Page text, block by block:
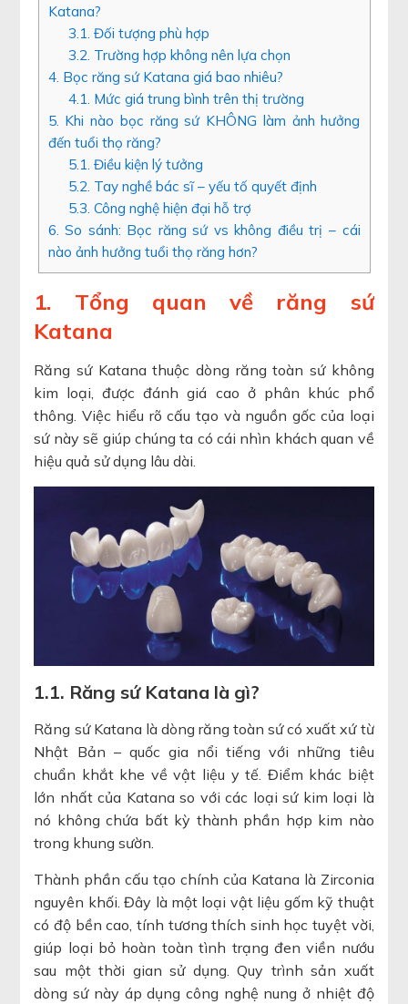
Katana?
3.1. Đối tượng phù hợp
3.2. Trường hợp không nên lựa chọn
4. Bọc răng sứ Katana giá bao nhiêu?
4.1. Mức giá trung bình trên thị trường
5. Khi nào bọc răng sứ KHÔNG làm ảnh hưởng
đến tuổi thọ răng?
5.1. Điều kiện lý tưởng
5.2. Tay nghề bác sĩ – yếu tố quyết định
5.3. Công nghệ hiện đại hỗ trợ
6. So sánh: Bọc răng sứ vs không điều trị – cái
nào ảnh hưởng tuổi thọ răng hơn?
1. Tổng quan về răng sứ
Katana
Răng sứ Katana thuộc dòng răng toàn sứ không
kim loại, được đánh giá cao ở phân khúc phổ
thông. Việc hiểu rõ cấu tạo và nguồn gốc của loại
sứ này sẽ giúp chúng ta có cái nhìn khách quan về
hiệu quả sử dụng lâu dài.
1.1. Răng sứ Katana là gì?
Răng sứ Katana là dòng răng toàn sứ có xuất xứ từ
Nhật Bản – quốc gia nổi tiếng với những tiêu
chuẩn khắt khe về vật liệu y tế. Điểm khác biệt
lớn nhất của Katana so với các loại sứ kim loại là
nó không chứa bất kỳ thành phần hợp kim nào
trong khung sườn.
Thành phần cấu tạo chính của Katana là Zirconia
nguyên khối. Đây là một loại vật liệu gốm kỹ thuật
có độ bền cao, tính tương thích sinh học tuyệt vời,
giúp loại bỏ hoàn toàn tình trạng đen viền nướu
sau một thời gian sử dụng. Quy trình sản xuất
dòng sứ này áp dụng công nghệ nung ở nhiệt độ